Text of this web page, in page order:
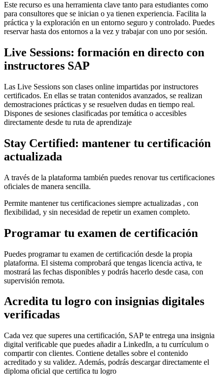
Este recurso es una herramienta clave tanto para estudiantes como
para consultores que se inician o ya tienen experiencia. Facilita la
práctica y la exploración en un entorno seguro y controlado. Puedes
reservar hasta dos entornos a la vez y trabajar con uno por sesión.
Live Sessions: formación en directo con
instructores SAP
Las Live Sessions son clases online impartidas por instructores
certificados. En ellas se tratan contenidos avanzados, se realizan
demostraciones prácticas y se resuelven dudas en tiempo real.
Dispones de sesiones clasificadas por temática o accesibles
directamente desde tu ruta de aprendizaje
Stay Certified: mantener tu certificación
actualizada
A través de la plataforma también puedes renovar tus certificaciones
oficiales de manera sencilla.
Permite mantener tus certificaciones siempre actualizadas , con
flexibilidad, y sin necesidad de repetir un examen completo.
Programar tu examen de certificación
Puedes programar tu examen de certificación desde la propia
plataforma. El sistema comprobará que tengas licencia activa, te
mostrará las fechas disponibles y podrás hacerlo desde casa, con
supervisión remota.
Acredita tu logro con insignias digitales
verificadas
Cada vez que superes una certificación, SAP te entrega una insignia
digital verificable que puedes añadir a LinkedIn, a tu currículum o
compartir con clientes. Contiene detalles sobre el contenido
acreditado y su validez. Además, podrás descargar directamente el
diploma oficial que certifica tu logro